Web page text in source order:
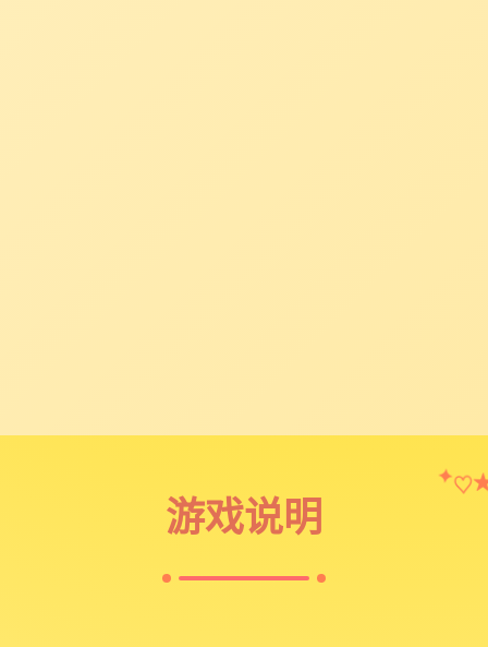
游戏说明
♡